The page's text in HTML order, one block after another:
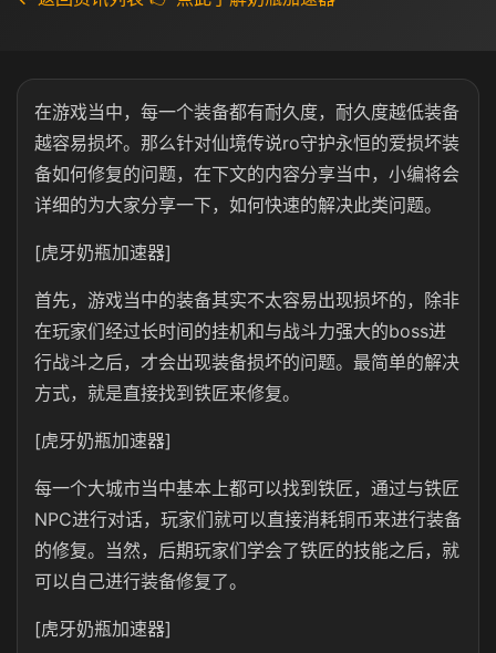
在游戏当中，每一个装备都有耐久度，耐久度越低装备
越容易损坏。那么针对仙境传说ro守护永恒的爱损坏装
备如何修复的问题，在下文的内容分享当中，小编将会
详细的为大家分享一下，如何快速的解决此类问题。
[虎牙奶瓶加速器]
首先，游戏当中的装备其实不太容易出现损坏的，除非
在玩家们经过长时间的挂机和与战斗力强大的boss进
行战斗之后，才会出现装备损坏的问题。最简单的解决
方式，就是直接找到铁匠来修复。
[虎牙奶瓶加速器]
每一个大城市当中基本上都可以找到铁匠，通过与铁匠
NPC进行对话，玩家们就可以直接消耗铜币来进行装备
的修复。当然，后期玩家们学会了铁匠的技能之后，就
可以自己进行装备修复了。
[虎牙奶瓶加速器]